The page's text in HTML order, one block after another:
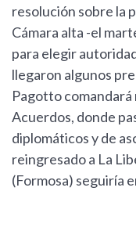
resolución sobre la
Cámara alta -el
para elegir
llegaron algunos
Pagotto comandará
Acuerdos, donde
diplomáticos y de
reingresado a La
(Formosa) seguiría